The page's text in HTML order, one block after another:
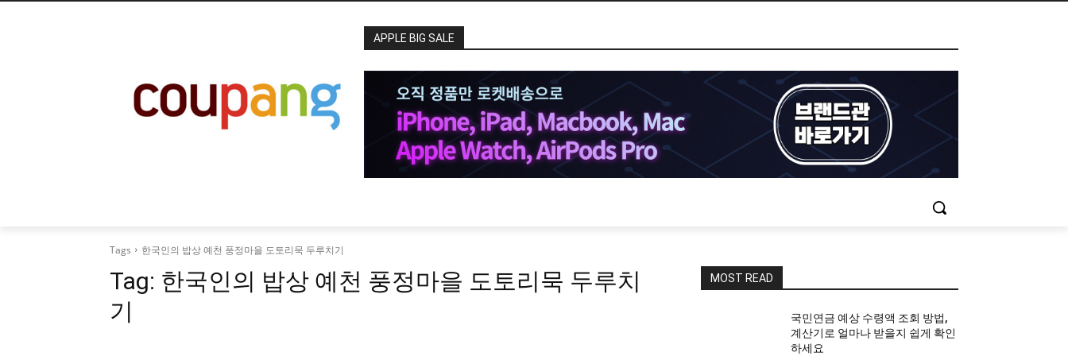
APPLE BIG SALE
Tags 한국인의 밥상 예천 풍정마을 도토리묵 두루치기
Tag: 한국인의 밥상 예천 풍정마을 도토리묵 두루치
기
MOST READ
국민연금 예상 수령액 조회 방법,
계산기로 얼마나 받을지 쉽게 확인
하세요